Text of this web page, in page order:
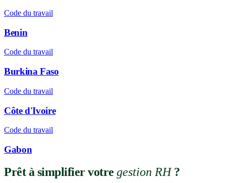
Code du travail
Benin
Code du travail
Burkina Faso
Code du travail
Côte d'Ivoire
Code du travail
Gabon
Prêt à simplifier votregestion RH?